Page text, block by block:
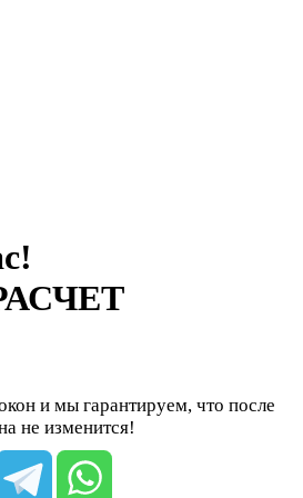
и мы гарантируем, что после
не изменится!